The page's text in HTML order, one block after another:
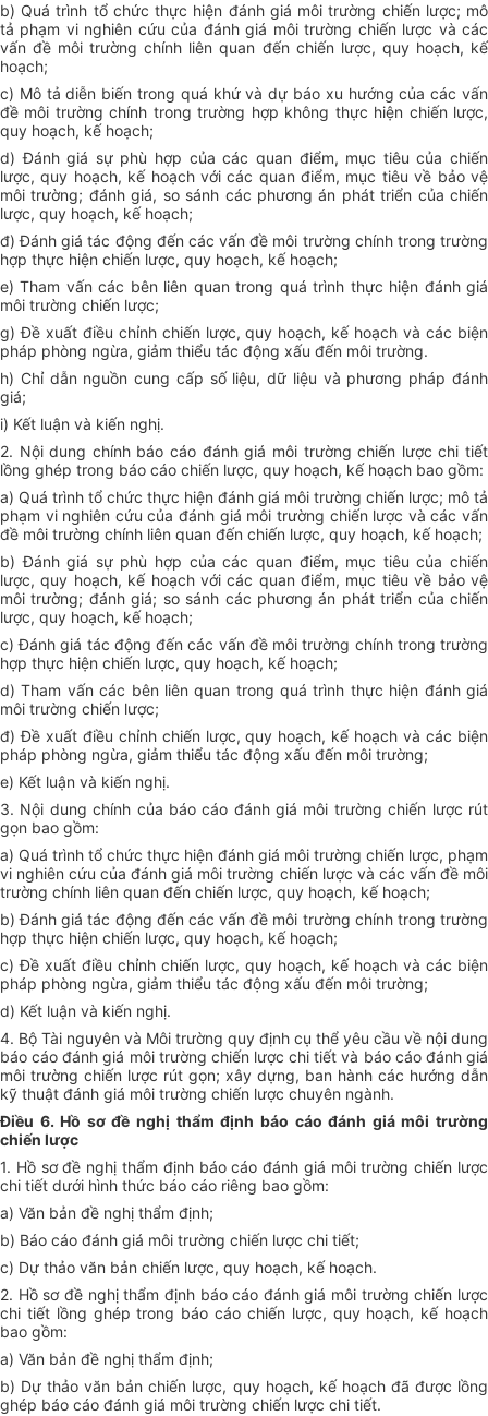
b) Quá trình tổ chức thực hiện đánh giá môi trường chiến lược; mô
tả phạm vi nghiên cứu của đánh giá môi trường chiến lược và các
vấn đề môi trường chính liên quan đến chiến lược, quy hoạch, kế
hoạch;
c) Mô tả diễn biến trong quá khứ và dự báo xu hướng của các vấn
đề môi trường chính trong trường hợp không thực hiện chiến lược,
quy hoạch, kế hoạch;
d) Đánh giá sự phù hợp của các quan điểm, mục tiêu của chiến
lược, quy hoạch, kế hoạch với các quan điểm, mục tiêu về bảo vệ
môi trường; đánh giá, so sánh các phương án phát triển của chiến
lược, quy hoạch, kế hoạch;
đ) Đánh giá tác động đến các vấn đề môi trường chính trong trường
hợp thực hiện chiến lược, quy hoạch, kế hoạch;
e) Tham vấn các bên liên quan trong quá trình thực hiện đánh giá
môi trường chiến lược;
g) Đề xuất điều chỉnh chiến lược, quy hoạch, kế hoạch và các biện
pháp phòng ngừa, giảm thiểu tác động xấu đến môi trường.
h) Chỉ dẫn nguồn cung cấp số liệu, dữ liệu và phương pháp đánh
giá;
i) Kết luận và kiến nghị.
2. Nội dung chính báo cáo đánh giá môi trường chiến lược chi tiết
lồng ghép trong báo cáo chiến lược, quy hoạch, kế hoạch bao gồm:
a) Quá trình tổ chức thực hiện đánh giá môi trường chiến lược; mô tả
phạm vi nghiên cứu của đánh giá môi trường chiến lược và các vấn
đề môi trường chính liên quan đến chiến lược, quy hoạch, kế hoạch;
b) Đánh giá sự phù hợp của các quan điểm, mục tiêu của chiến
lược, quy hoạch, kế hoạch với các quan điểm, mục tiêu về bảo vệ
môi trường; đánh giá; so sánh các phương án phát triển của chiến
lược, quy hoạch, kế hoạch;
c) Đánh giá tác động đến các vấn đề môi trường chính trong trường
hợp thực hiện chiến lược, quy hoạch, kế hoạch;
d) Tham vấn các bên liên quan trong quá trình thực hiện đánh giá
môi trường chiến lược;
đ) Đề xuất điều chỉnh chiến lược, quy hoạch, kế hoạch và các biện
pháp phòng ngừa, giảm thiểu tác động xấu đến môi trường;
e) Kết luận và kiến nghị.
3. Nội dung chính của báo cáo đánh giá môi trường chiến lược rút
gọn bao gồm:
a) Quá trình tổ chức thực hiện đánh giá môi trường chiến lược, phạm
vi nghiên cứu của đánh giá môi trường chiến lược và các vấn đề môi
trường chính liên quan đến chiến lược, quy hoạch, kế hoạch;
b) Đánh giá tác động đến các vấn đề môi trường chính trong trường
hợp thực hiện chiến lược, quy hoạch, kế hoạch;
c) Đề xuất điều chỉnh chiến lược, quy hoạch, kế hoạch và các biện
pháp phòng ngừa, giảm thiểu tác động xấu đến môi trường;
d) Kết luận và kiến nghị.
4. Bộ Tài nguyên và Môi trường quy định cụ thể yêu cầu về nội dung
báo cáo đánh giá môi trường chiến lược chi tiết và báo cáo đánh giá
môi trường chiến lược rút gọn; xây dựng, ban hành các hướng dẫn
kỹ thuật đánh giá môi trường chiến lược chuyên ngành.
Điều 6. Hồ sơ đề nghị thẩm định báo cáo đánh giá môi trường
chiến lược
1. Hồ sơ đề nghị thẩm định báo cáo đánh giá môi trường chiến lược
chi tiết dưới hình thức báo cáo riêng bao gồm:
a) Văn bản đề nghị thẩm định;
b) Báo cáo đánh giá môi trường chiến lược chi tiết;
c) Dự thảo văn bản chiến lược, quy hoạch, kế hoạch.
2. Hồ sơ đề nghị thẩm định báo cáo đánh giá môi trường chiến lược
chi tiết lồng ghép trong báo cáo chiến lược, quy hoạch, kế hoạch
bao gồm:
a) Văn bản đề nghị thẩm định;
b) Dự thảo văn bản chiến lược, quy hoạch, kế hoạch đã được lồng
ghép báo cáo đánh giá môi trường chiến lược chi tiết.